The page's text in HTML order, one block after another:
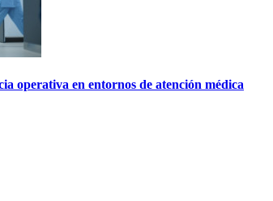
operativa en entornos de atención médica